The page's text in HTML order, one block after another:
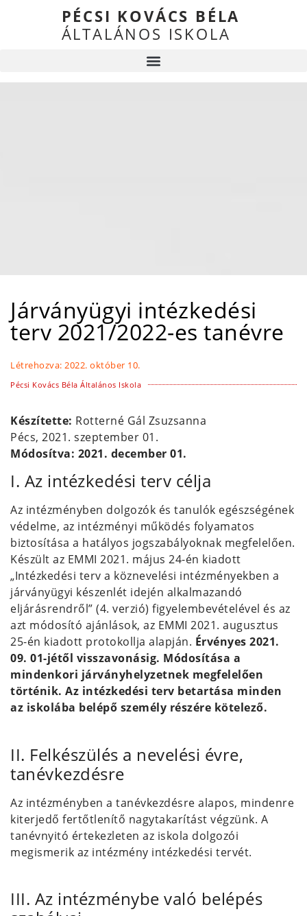
PÉCSI KOVÁCS BÉLA
ÁLTALÁNOS ISKOLA
Járványügyi intézkedési
terv 2021/2022-es tanévre
Létrehozva: 2022. október 10.
Pécsi Kovács Béla Általános Iskola
Készítette: Rotterné Gál Zsuzsanna
Pécs, 2021. szeptember 01.
Módosítva: 2021. december 01.
I. Az intézkedési terv célja
Az intézményben dolgozók és tanulók egészségének
védelme, az intézményi működés folyamatos
biztosítása a hatályos jogszabályoknak megfelelően.
Készült az EMMI 2021. május 24-én kiadott
„Intézkedési terv a köznevelési intézményekben a
járványügyi készenlét idején alkalmazandó
eljárásrendről” (4. verzió) figyelembevételével és az
azt módosító ajánlások, az EMMI 2021. augusztus
25-én kiadott protokollja alapján. Érvényes 2021.
09. 01-jétől visszavonásig. Módosítása a
mindenkori járványhelyzetnek megfelelően
történik. Az intézkedési terv betartása minden
az iskolába belépő személy részére kötelező.
II. Felkészülés a nevelési évre,
tanévkezdésre
Az intézményben a tanévkezdésre alapos, mindenre
kiterjedő fertőtlenítő nagytakarítást végzünk. A
tanévnyitó értekezleten az iskola dolgozói
megismerik az intézmény intézkedési tervét.
III. Az intézménybe való belépés